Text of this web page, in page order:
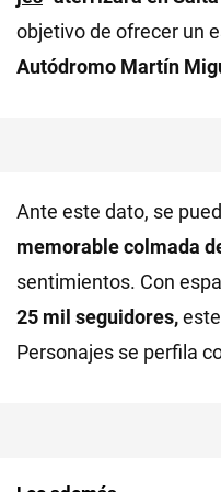
objetivo de ofrecer un
Autódromo Martín
Ante este dato, se
memorable colmada
sentimientos. Con
25 mil seguidores,
Personajes se perfila